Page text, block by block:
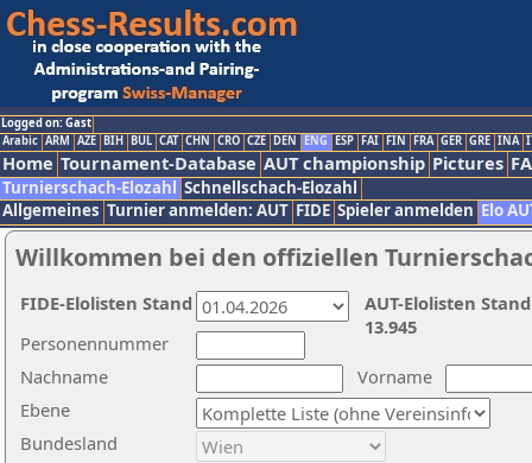
Logged on: Gast
Arabic ARM AZE BIH BUL CAT CHN CRO CZE DEN ENG ESP FAI FIN FRA GER GRE INA
Home Tournament-Database AUT championship Pictures
Turnierschach-Elozahl Schnellschach-Elozahl
Allgemeines Turnier anmelden: AUT FIDE Spieler anmelden Elo
Willkommen bei den offiziellen
Nachname
Vorname
Ebene
Personennummer
Bundesland
AUT-Elolisten
13.945
FIDE-Elolisten Stand